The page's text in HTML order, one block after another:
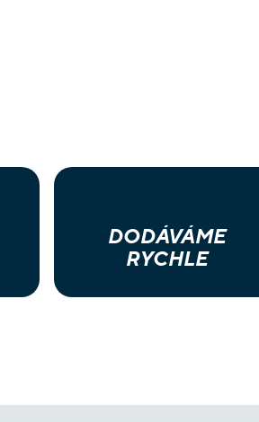
DODÁVÁME
RYCHLE